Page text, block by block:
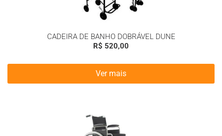
CADEIRA DE BANHO DOBRÁVEL DUNE
R$ 520,00
Ver mais